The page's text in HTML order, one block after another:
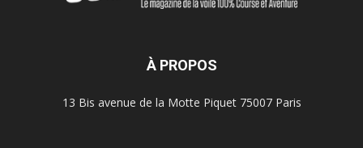
À PROPOS
13 Bis avenue de la Motte Piquet 75007 Paris